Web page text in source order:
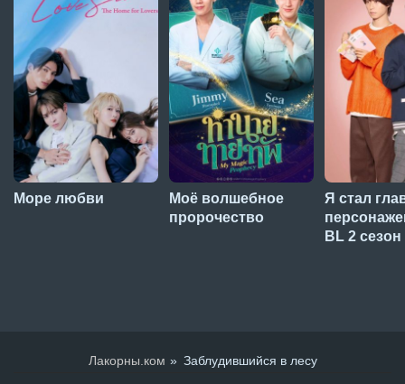
Море любви
Моё волшебное
пророчество
Я стал
BL 2 сезон
Лакорны.ком Заблудившийся в лесу